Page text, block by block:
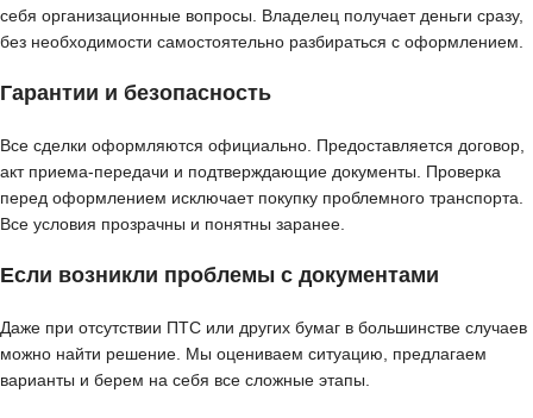
себя организационные вопросы. Владелец получает деньги сразу,
без необходимости самостоятельно разбираться с оформлением.
Гарантии и безопасность
Все сделки оформляются официально. Предоставляется договор,
акт приема-передачи и подтверждающие документы. Проверка
перед оформлением исключает покупку проблемного транспорта.
Все условия прозрачны и понятны заранее.
Если возникли проблемы с документами
Даже при отсутствии ПТС или других бумаг в большинстве случаев
можно найти решение. Мы оцениваем ситуацию, предлагаем
варианты и берем на себя все сложные этапы.